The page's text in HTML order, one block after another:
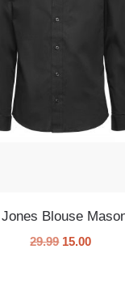
Blouse
29.99 15.00